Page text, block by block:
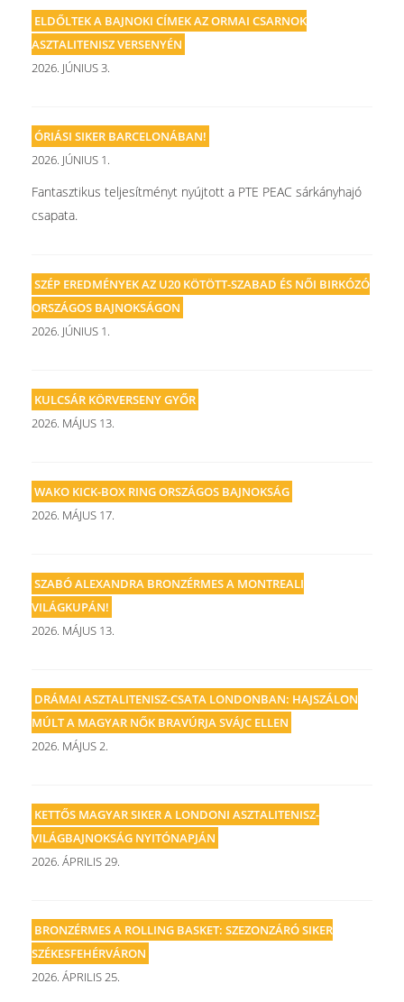
ELDŐLTEK A BAJNOKI CÍMEK AZ ORMAI CSARNOK
ASZTALITENISZ VERSENYÉN
2026. JÚNIUS 3.
ÓRIÁSI SIKER BARCELONÁBAN!
2026. JÚNIUS 1.
Fantasztikus teljesítményt nyújtott a PTE PEAC sárkányhajó
csapata.
SZÉP EREDMÉNYEK AZ U20 KÖTÖTT-SZABAD ÉS NŐI BIRKÓZÓ
ORSZÁGOS BAJNOKSÁGON
2026. JÚNIUS 1.
KULCSÁR KÖRVERSENY GYŐR
2026. MÁJUS 13.
WAKO KICK-BOX RING ORSZÁGOS BAJNOKSÁG
2026. MÁJUS 17.
SZABÓ ALEXANDRA BRONZÉRMES A MONTREALI
VILÁGKUPÁN!
2026. MÁJUS 13.
DRÁMAI ASZTALITENISZ-CSATA LONDONBAN: HAJSZÁLON
MÚLT A MAGYAR NŐK BRAVÚRJA SVÁJC ELLEN
2026. MÁJUS 2.
KETTŐS MAGYAR SIKER A LONDONI ASZTALITENISZ-
VILÁGBAJNOKSÁG NYITÓNAPJÁN
2026. ÁPRILIS 29.
BRONZÉRMES A ROLLING BASKET: SZEZONZÁRÓ SIKER
SZÉKESFEHÉRVÁRON
2026. ÁPRILIS 25.